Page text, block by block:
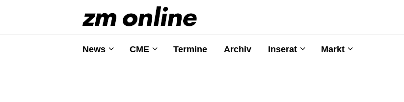
News CME Termine Archiv Inserat Markt